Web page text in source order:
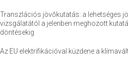
Transzlációs jövőkutatás: a lehetséges
vizsgálatától a jelenben meghozott
döntésekig
Az EU elektrifikációval küzdene a